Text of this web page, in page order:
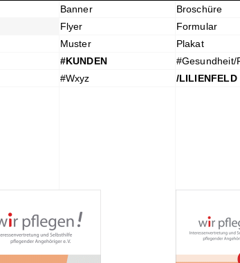
Banner Broschüre
Flyer Formular
Muster Plakat
#KUNDEN #Gesundheit/
#Wxyz /LILIENFELD